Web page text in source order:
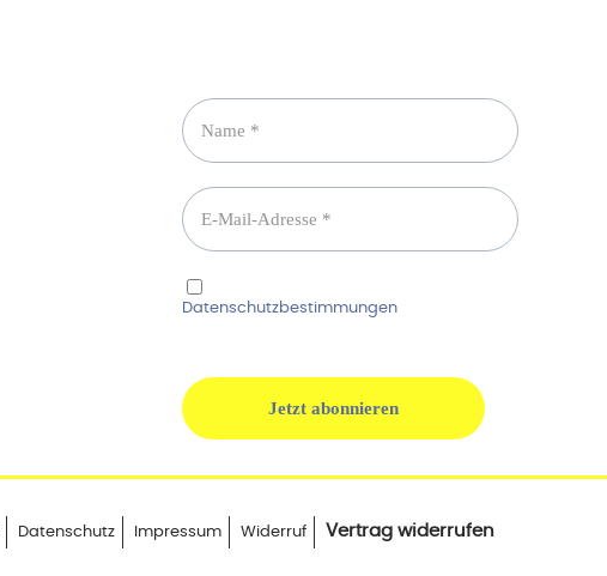
Datenschutzbestimmungen
Datenschutz Impressum Widerruf Vertrag widerrufen